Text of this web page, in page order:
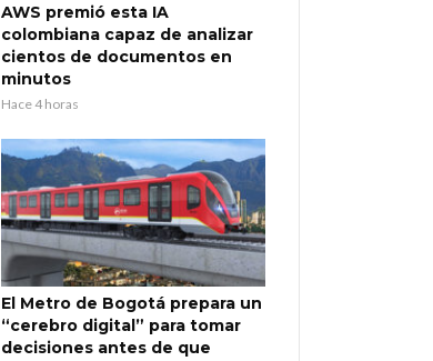
AWS premió esta IA
colombiana capaz de analizar
cientos de documentos en
minutos
Hace 4 horas
El Metro de Bogotá prepara un
“cerebro digital” para tomar
decisiones antes de que